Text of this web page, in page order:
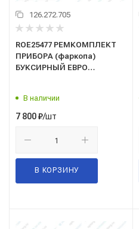
126.272.705
ROE25477 РЕМКОМПЛЕКТ
ПРИБОРА (фаркопа)
БУКСИРНЫЙ ЕВРО
СЦЕПНОЕ УСТРОЙСТВО) 15
тонн (2 буфера+2 втулки+
В наличии
7 800₽/шт
В КОРЗИНУ